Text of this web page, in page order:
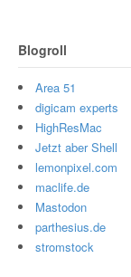
Blogroll
Area 51
digicam experts
HighResMac
Jetzt aber Shell
lemonpixel.com
maclife.de
Mastodon
parthesius.de
stromstock